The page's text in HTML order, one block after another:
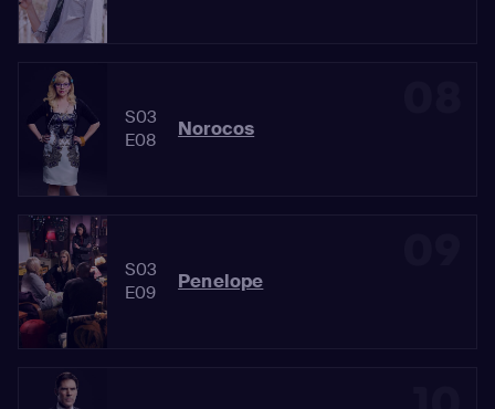
S03
E08
Norocos
S03
E09
Penelope